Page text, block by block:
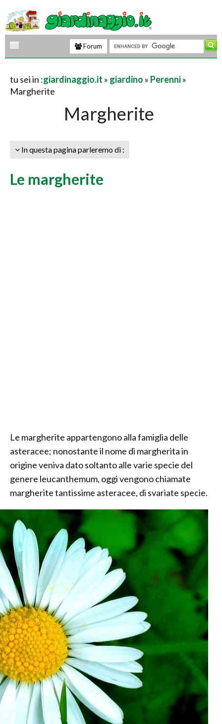
Forum
tu sei in :giardinaggio.it » giardino » Perenni»
Margherite
Margherite
In questa pagina parleremo di :
Le margherite
Le margherite appartengono alla famiglia delle
asteracee; nonostante il nome di margherita in
origine veniva dato soltanto alle varie specie del
genere leucanthemum, oggi vengono chiamate
margherite tantissime asteracee, di svariate specie.